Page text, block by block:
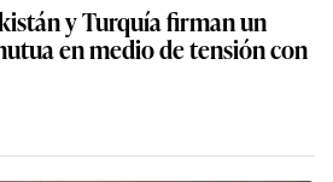
y Turquía firman un
en medio de tensión con